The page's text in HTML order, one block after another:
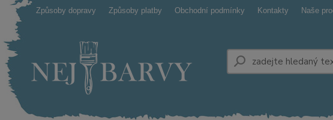
Způsoby dopravy Způsoby platby Obchodní podmínky Kontakty Naše